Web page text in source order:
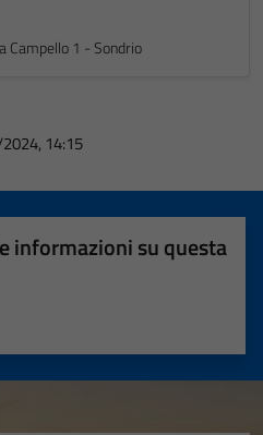
Campello 1 - Sondrio
14:15
informazioni su questa
su 5
5